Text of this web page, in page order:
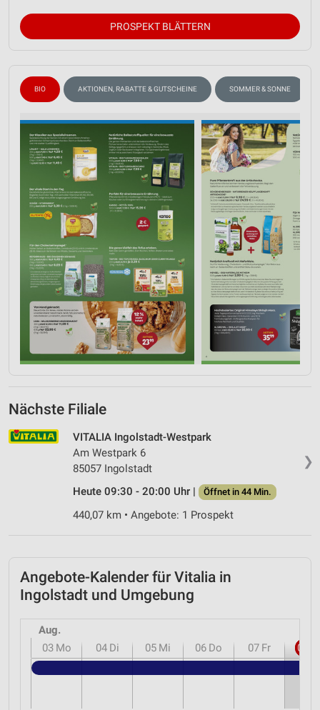
PROSPEKT BLÄTTERN
BIO AKTIONEN, RABATTE & GUTSCHEINE SOMMER & SONNE
Nächste Filiale
❯
VITALIA Ingolstadt-Westpark
Am Westpark 6
85057 Ingolstadt
Heute 09:30 - 20:00 Uhr |
Öffnet in 44 Min.
440,07 km • Angebote: 1 Prospekt
Angebote-Kalender für Vitalia in
Ingolstadt und Umgebung
Aug.
03 Mo 04 Di 05 Mi 06 Do 07 Fr 08